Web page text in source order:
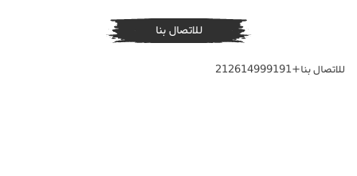
للاتصال بنا
للاتصال بنا+212614999191